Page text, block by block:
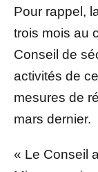
Pour rappel,
trois mois au
Conseil de
activités de
mesures de
mars dernier.
« Le Conseil